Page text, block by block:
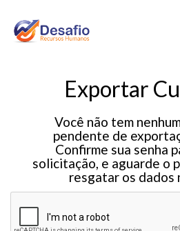
Exportar
Você não tem
pendente de
Confirme sua senha
solicitação, e aguarde o
resgatar os dados